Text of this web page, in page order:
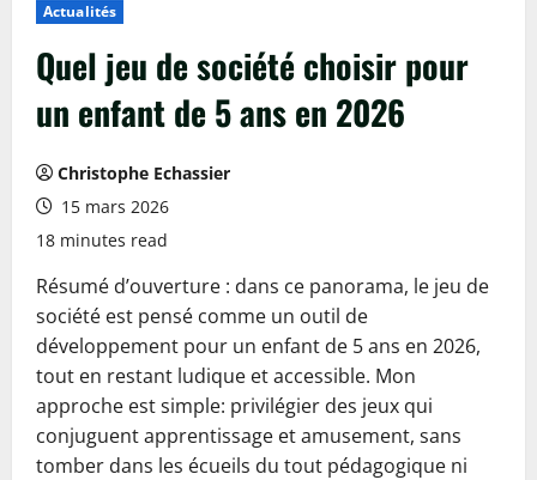
Actualités
Quel jeu de société choisir pour
un enfant de 5 ans en 2026
Christophe Echassier
15 mars 2026
18 minutes read
Résumé d’ouverture : dans ce panorama, le jeu de
société est pensé comme un outil de
développement pour un enfant de 5 ans en 2026,
tout en restant ludique et accessible. Mon
approche est simple: privilégier des jeux qui
conjuguent apprentissage et amusement, sans
tomber dans les écueils du tout pédagogique ni